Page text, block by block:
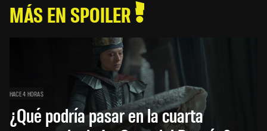
MÁS EN SPOILER
HACE 4 HORAS
¿Qué podría pasar en la cuarta